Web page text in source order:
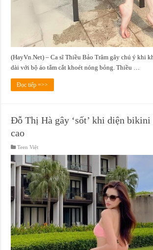
(HayVn.Net) – Ca sĩ Thiều Bảo Trâm gây chú ý khi
dài với bộ áo tắm cắt khoét nóng bỏng. Thiều …
Đọc tiếp =>>
Đỗ Thị Hà gây ‘sốt’ khi diện bikini
cao
Teen Việt